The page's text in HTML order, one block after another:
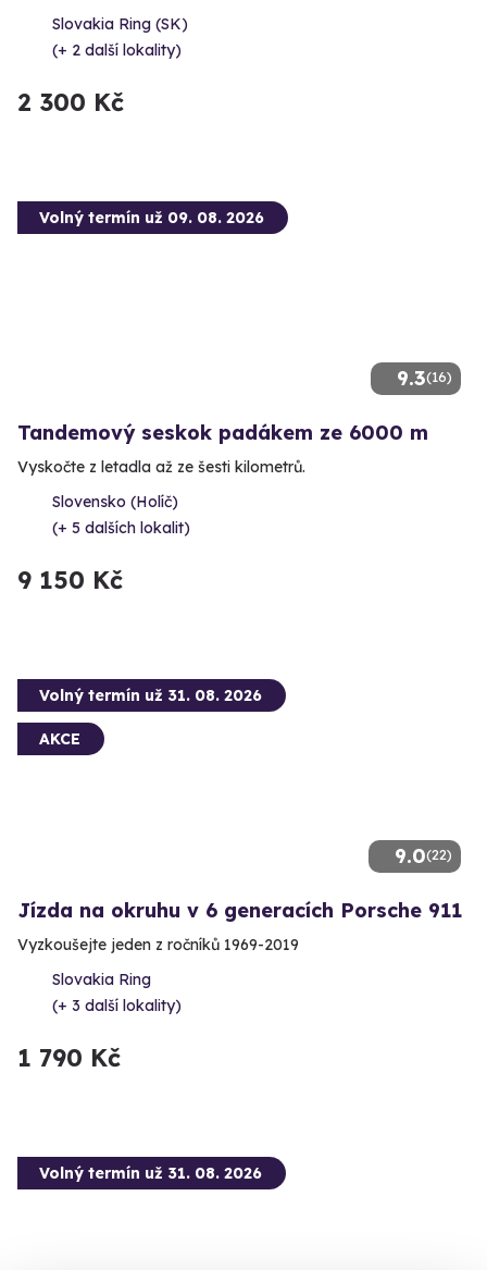
Slovakia Ring (SK)
(+ 2 další lokality)
2 300 Kč
9.3(16)
Volný termín už 09. 08. 2026
Tandemový seskok padákem ze 6000 m
Vyskočte z letadla až ze šesti kilometrů.
Slovensko (Holíč)
(+ 5 dalších lokalit)
9 150 Kč
9.0(22)
Volný termín už 31. 08. 2026
AKCE
Jízda na okruhu v 6 generacích Porsche 911
Vyzkoušejte jeden z ročníků 1969-2019
Slovakia Ring
(+ 3 další lokality)
1 790 Kč
Volný termín už 31. 08. 2026